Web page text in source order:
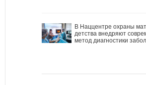
В Наццентре охраны
детства внедряют
метод диагностики